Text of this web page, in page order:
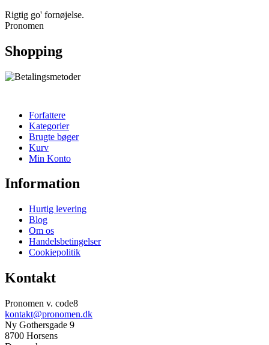
Rigtig go' fornøjelse.
Pronomen
Shopping
Forfattere
Kategorier
Brugte bøger
Kurv
Min Konto
Information
Hurtig levering
Blog
Om os
Handelsbetingelser
Cookiepolitik
Kontakt
Pronomen v. code8
kontakt@pronomen.dk
Ny Gothersgade 9
8700 Horsens